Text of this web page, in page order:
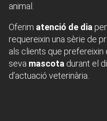
animal.
Oferim atenció de dia
requereixin una sèrie de
als clients que prefereixin
seva mascota durant el
d’actuació veterinària.